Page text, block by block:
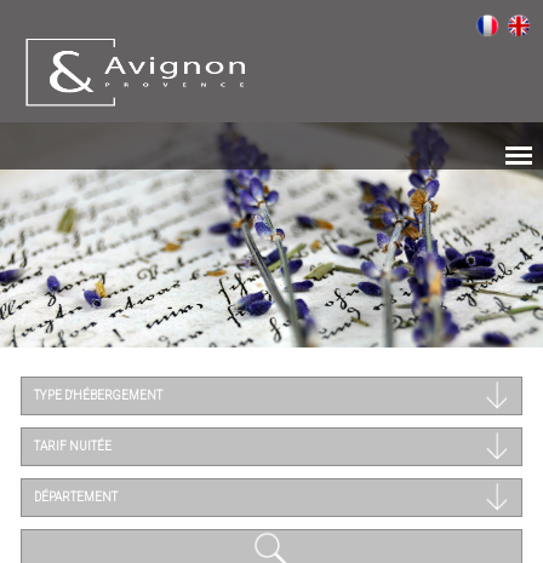
TYPE D'HÉBERGEMENT
TARIF NUITÉE
DÉPARTEMENT